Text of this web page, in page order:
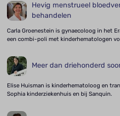
Hevig menstrueel
behandelen
Carla Groenestein is gynaecoloog in het
een combi-poli met kinderhematologen
Meer dan driehonderd
Elise Huisman is kinderhematoloog en
Sophia kinderziekenhuis en bij Sanquin.